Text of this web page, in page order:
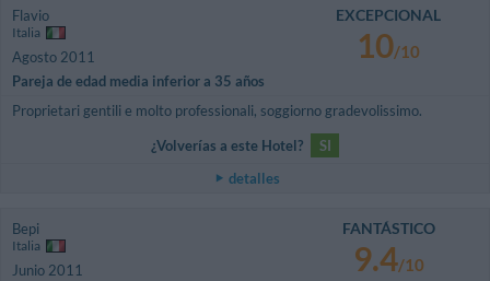
Flavio
Italia
Agosto 2011
Pareja de edad media inferior a 35 años
EXCEPCIONAL
10/10
Proprietari gentili e molto professionali, soggiorno gradevolissimo.
¿Volverías a este Hotel?
SI
detalles
Bepi
Italia
Junio 2011
FANTÁSTICO
9.4/10